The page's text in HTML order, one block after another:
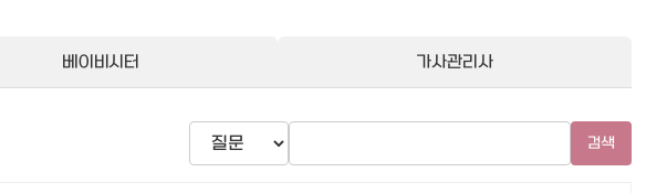
베이비시터 가사관리사
검색